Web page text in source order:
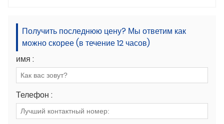
Получить последнюю цену? Мы ответим как
можно скорее (в течение 12 часов)
имя :
Телефон :